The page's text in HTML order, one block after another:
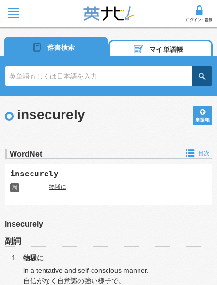
辞書検索 マイ単語帳
insecurely
WordNet 目次
insecurely
副 物騒に
insecurely
副詞
物騒に
in a tentative and self-conscious manner.
自信がなく自意識の強い様子で。